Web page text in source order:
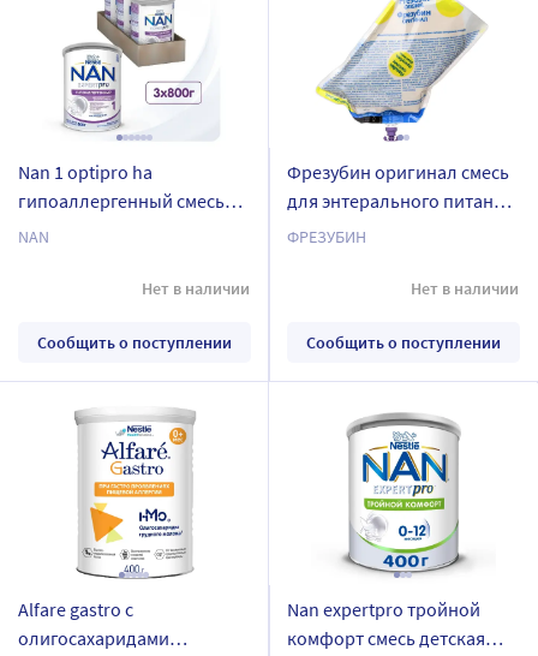
Nan 1 optipro ha
гипоаллергенный смесь
детская сухая с рождения
NAN
Нет в наличии
Сообщить о поступлении
Фрезубин оригинал смесь
для энтерального питания
1 л
ФРЕЗУБИН
Нет в наличии
Сообщить о поступлении
Alfare gastro с
олигосахаридами
Nan expertpro тройной
комфорт смесь детская